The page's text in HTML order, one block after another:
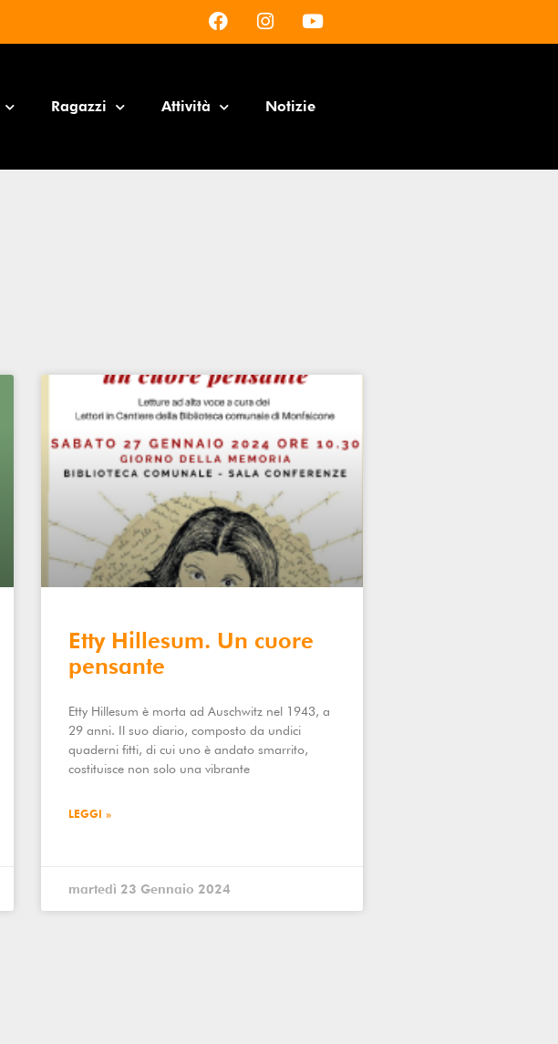
Ragazzi Attività Notizie
Etty Hillesum. Un cuore
pensante
Etty Hillesum è morta ad Auschwitz nel 1943, a
29 anni. Il suo diario, composto da undici
quaderni fitti, di cui uno è andato smarrito,
costituisce non solo una vibrante
LEGGI »
martedì 23 Gennaio 2024